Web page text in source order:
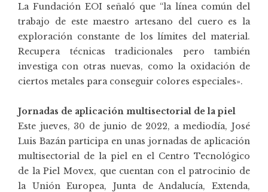
La Fundación EOI señaló que “la línea común del
trabajo de este maestro artesano del cuero es la
exploración constante de los límites del material.
Recupera técnicas tradicionales pero también
investiga con otras nuevas, como la oxidación de
ciertos metales para conseguir colores especiales».
Jornadas de aplicación multisectorial de la piel
Este jueves, 30 de junio de 2022, a mediodía, José
Luis Bazán participa en unas jornadas de aplicación
multisectorial de la piel en el Centro Tecnológico
de la Piel Movex, que cuentan con el patrocinio de
la Unión Europea, Junta de Andalucía, Extenda,